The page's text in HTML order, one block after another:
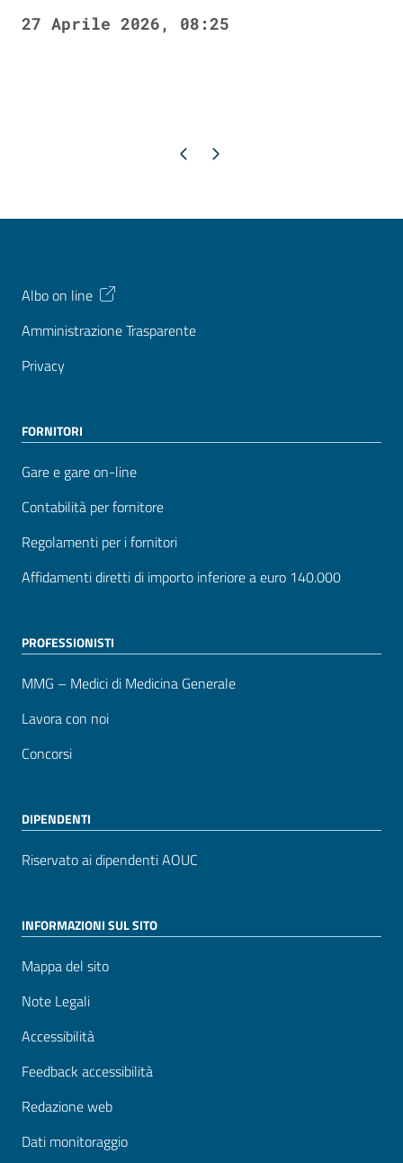
27 Aprile 2026, 08:25
Pagina precedente
Pagina successiva
Albo on line
Amministrazione Trasparente
Privacy
FORNITORI
Gare e gare on-line
Contabilità per fornitore
Regolamenti per i fornitori
Affidamenti diretti di importo inferiore a euro 140.000
PROFESSIONISTI
MMG – Medici di Medicina Generale
Lavora con noi
Concorsi
DIPENDENTI
Riservato ai dipendenti AOUC
INFORMAZIONI SUL SITO
Mappa del sito
Note Legali
Accessibilità
Feedback accessibilità
Redazione web
Dati monitoraggio